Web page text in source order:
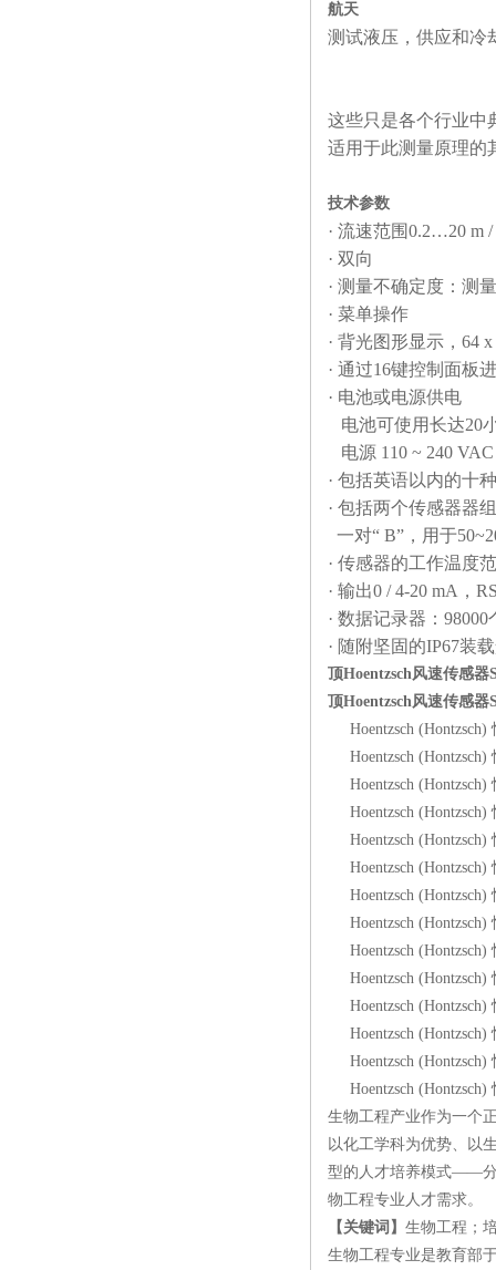
航天
测试液压，供应和冷
这些只是各个行业中
适用于此测量原理的
技术参数
· 流速范围0.2…20 m /
· 双向
· 测量不确定度：测
· 菜单操作
· 背光图形显示，64
· 通过16键控制面板
· 电池或电源供电
电池可使用长达20
电源 110 ~ 240 VAC
· 包括英语以内的十
· 包括两个传感器器
一对“ B”，用于
· 传感器的工作温度
· 输出0 / 4-20 mA，
· 数据记录器：
· 随附坚固的IP67装
顶Hoentzsch风速传感器
顶Hoentzsch风速传感器
Hoentzsch (Hontzsch)
Hoentzsch (Hontzsch)
Hoentzsch (Hontzsch)
Hoentzsch (Hontzsch)
Hoentzsch (Hontzsch)
Hoentzsch (Hontzsch)
Hoentzsch (Hontzsch)
Hoentzsch (Hontzsch)
Hoentzsch (Hontzsch)
Hoentzsch (Hontzsch)
Hoentzsch (Hontzsch)
Hoentzsch (Hontzsch)
Hoentzsch (Hontzsch)
Hoentzsch (Hontzsch)
生物工程产业作为一个
以化工学科为优势、以
型的人才培养模式——分
物工程专业人才需求。
【关键词】 生物工程；
生物工程专业是教育部